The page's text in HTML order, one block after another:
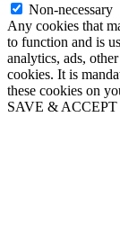
Non-necessary
Any cookies that
to function and is
analytics, ads,
cookies. It is
these cookies on
SAVE & ACCEPT